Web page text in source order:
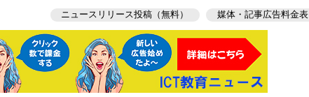
ニュースリリース投稿（無料） 媒体・記事広告料金表